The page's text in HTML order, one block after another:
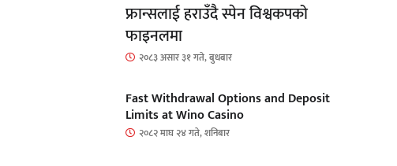
फ्रान्सलाई हराउँदै स्पेन विश्वकपको
फाइनलमा
२०८३ असार ३१ गते, बुधबार
Fast Withdrawal Options and Deposit
Limits at Wino Casino
२०८२ माघ २४ गते, शनिबार